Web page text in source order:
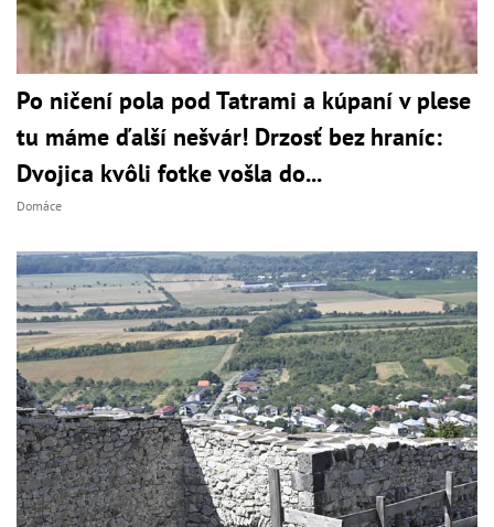
Po ničení pola pod Tatrami a kúpaní v plese
tu máme ďalší nešvár! Drzosť bez hraníc:
Dvojica kvôli fotke vošla do...
Domáce